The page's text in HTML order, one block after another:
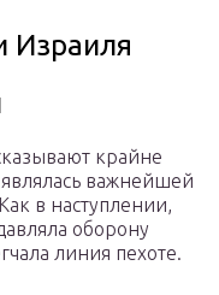
Израиля
крайне
являлась важнейшей
в наступлении,
оборону
линия пехоте.